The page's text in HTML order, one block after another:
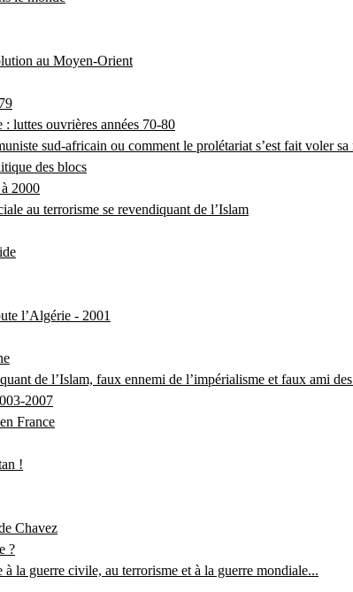
au Moyen-Orient
luttes ouvrières années 70-80
sud-africain ou comment le prolétariat s’est fait voler
des blocs
2000
au terrorisme se revendiquant de l’Islam
l’Algérie - 2001
de l’Islam, faux ennemi de l’impérialisme et faux ami
2007
France
!
Chavez
?
la guerre civile, au terrorisme et à la guerre mondiale...